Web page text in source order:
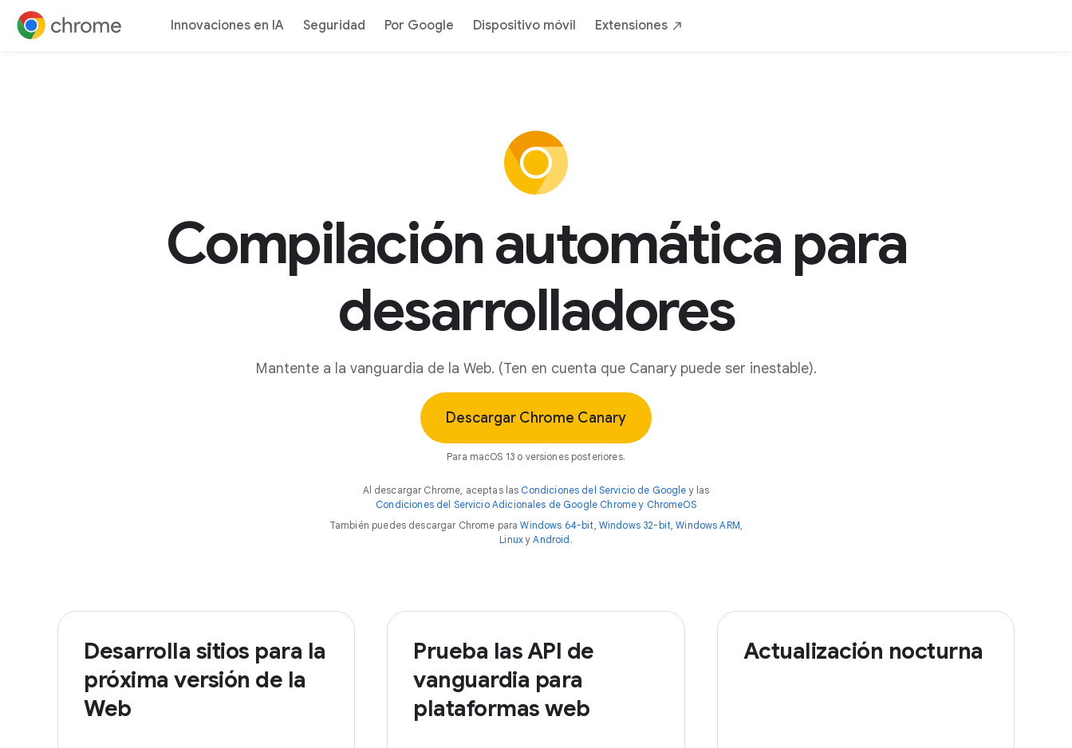
Innovaciones en IA Seguridad Por Google Dispositivo móvil Extensiones
Compilación automática para
desarrolladores
Mantente a la vanguardia de la Web. (Ten en cuenta que Canary puede ser inestable).
Descargar Chrome Canary
Para macOS 13 o versiones posteriores.
Al descargar Chrome, aceptas las Condiciones del Servicio de Google y las
Condiciones del Servicio Adicionales de Google Chrome y ChromeOS
También puedes descargar Chrome paraWindows 64-bit , Windows 32-bit,Windows ARM,
Linux yAndroid .
Desarrolla sitios para la
próxima versión de la
Web
Prueba las API de
vanguardia para
plataformas web
Actualización nocturna